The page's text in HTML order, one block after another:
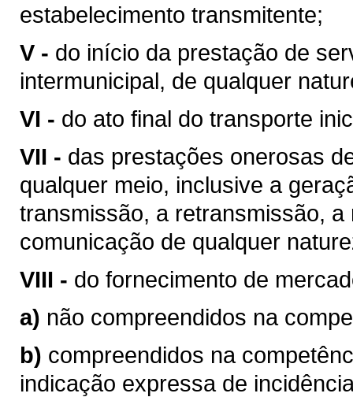
estabelecimento transmitente;
V - do início da prestação de
intermunicipal, de qualquer
VI - do ato final do transporte
VII - das prestações onerosas
qualquer meio, inclusive a
transmissão, a retransmissão,
comunicação de qualquer
VIII - do fornecimento de
a) não compreendidos na
b) compreendidos na
indicação expressa de